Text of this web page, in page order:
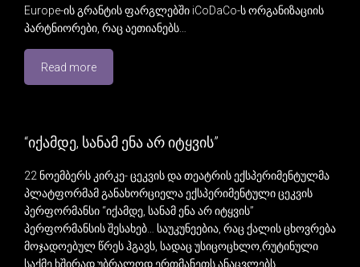
Europe-ის გრანტის ფარგლებში iCoDaCo-ს ორგანიზაციის
პარტნიორები, რაც აეთიანებს…
Read more
“იქამდე, სანამ ენა არ იტყვის”
22 ნოემბერს კირკე- ცეკვის და თეატრის ექსპერიმენტულმა
პლატფორმამ განახორციელა ექსპერიმენტული ცეკვის
პერფორმანსი “იქამდე, სანამ ენა არ იტყვის”
პერფორმანსის შესახებ… საუკუნეებია, რაც ქალის ცხოვრება
მოჯადოებულ წრეს ჰგავს, სადაც უსიცოცხლო,რუტინული
საქმე ხშირად უბრალოდ ერთმანეთს ანაცვლებს.